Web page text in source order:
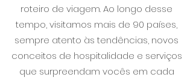
roteiro de viagem. Ao longo desse
tempo, visitamos mais de 90 países,
sempre atento às tendências, novos
conceitos de hospitalidade e serviços
que surpreendam vocês em cada